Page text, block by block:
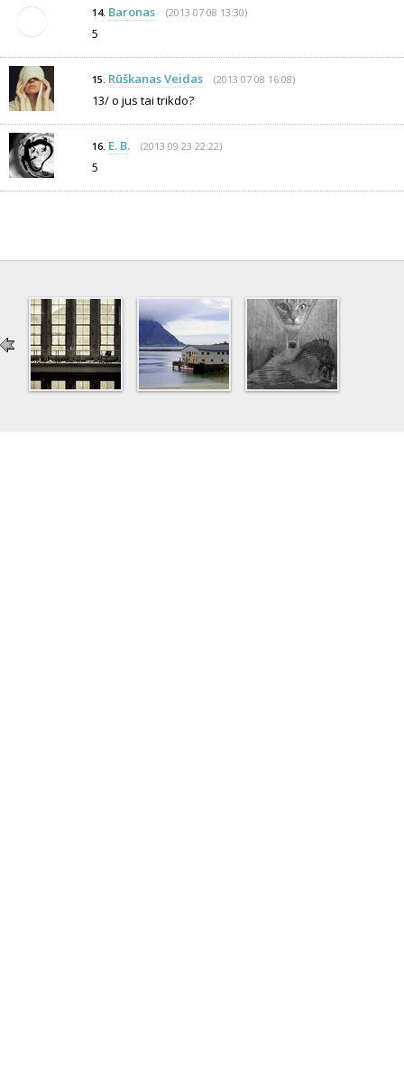
14. Baronas (2013 07 08 13:30)
5
15. Rūškanas Veidas (2013 07 08 16:08)
13/ o jus tai trikdo?
16. E. B. (2013 09 23 22:22)
5